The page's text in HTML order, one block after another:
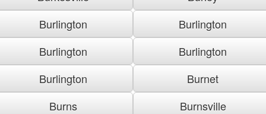
Burlington
Burlington
Burlington
Burlington
Burlington
Burnet
Burns
Burnsville